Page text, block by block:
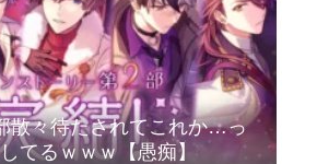
散々待たされてこれか…っ
てるｗｗｗ【愚痴】